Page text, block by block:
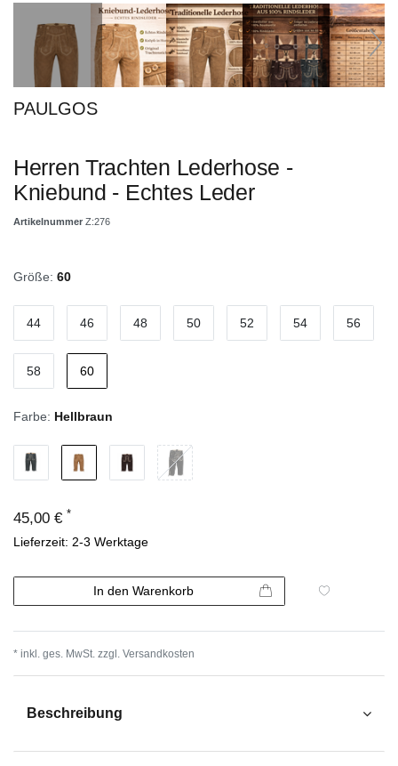
PAULGOS
Herren Trachten Lederhose -
Kniebund - Echtes Leder
Artikelnummer Z:276
Größe: 60
44 46 48 50 52 54 56
58 60
Farbe: Hellbraun
45,00 € *
Lieferzeit: 2-3 Werktage
In den Warenkorb
* inkl. ges. MwSt. zzgl. Versandkosten
Beschreibung